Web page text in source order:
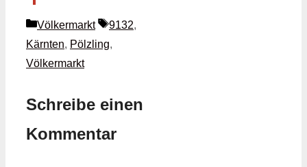
Kategorien
Völkermarkt Schlagwörter
9132,
Kärnten, Pölzling,
Völkermarkt
Schreibe einen
Kommentar